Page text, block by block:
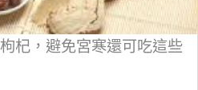
杞，避免宮寒還可吃這些